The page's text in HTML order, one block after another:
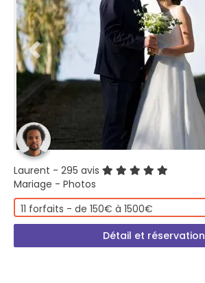
Laurent - 295 avis
Mariage - Photos
11 forfaits - de 150€ à 1500€
Détail et réservation